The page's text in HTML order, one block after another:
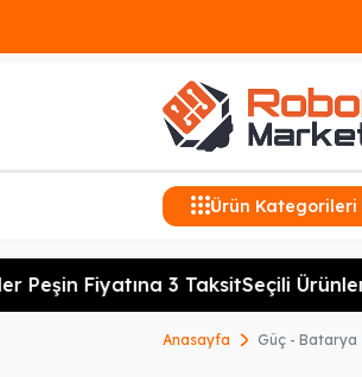
Ürün Kategorileri
Peşin Fiyatına 3 TaksitSeçili Ürünler
Anasayfa Güç -